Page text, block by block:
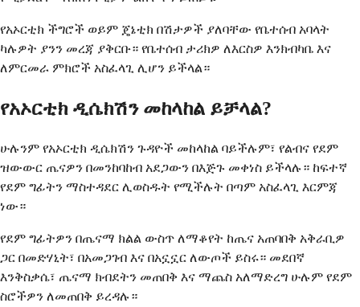
የአኦርቲክ ችግሮች ወይም ጄኔቲክ በሽታዎች ያለባቸው የቤተሰብ አባላት
ካሉዎት ያንን መረጃ ያቅርቡ። የቤተሰብ ታሪክዎ ለእርስዎ እንክብካቤ እና
ለምርመራ ምክሮች አስፈላጊ ሊሆን ይችላል።
የአኦርቲክ ዲሴክሽን መከላከል ይቻላል?
ሁሉንም የአኦርቲክ ዲሴክሽን ጉዳዮች መከላከል ባይችሉም፣ የልብና የደም
ዝውውር ጤናዎን በመንከባከብ አደጋውን በእጅጉ መቀነስ ይችላሉ። ከፍተኛ
የደም ግፊትን ማስተዳደር ሊወስዱት የሚችሉት በጣም አስፈላጊ እርምጃ
ነው።
የደም ግፊትዎን በጤናማ ክልል ውስጥ ለማቆየት ከጤና አጠባበቅ አቅራቢዎ
ጋር በመድሃኒት፣ በአመጋገብ እና በአኗኗር ለውጦች ይስሩ። መደበኛ
እንቅስቃሴ፣ ጤናማ ክብደትን መጠበቅ እና ማጨስ አለማድረግ ሁሉም የደም
ስሮችዎን ለመጠበቅ ይረዳሉ።